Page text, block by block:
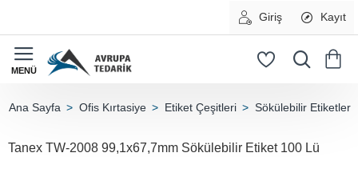
Giriş Kayıt
Ofis Kırtasiye Etiket Çeşitleri Sökülebilir Etiketler
Tanex TW-2008 99,1x67,7mm Sökülebilir Etiket 100 Lü